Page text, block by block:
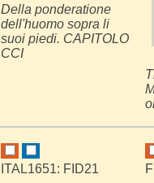
Della ponderatione
dell'huomo sopra li
suoi piedi. CAPITOLO
CCI
ITAL1651: FID21